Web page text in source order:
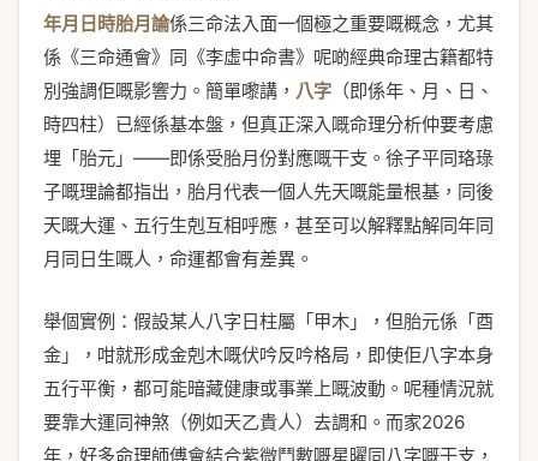
年月日時胎月論係三命法入面一個極之重要嘅概念，尤其
係《三命通會》同《李虛中命書》呢啲經典命理古籍都特
別強調佢嘅影響力。簡單嚟講， 八字 （即係年、月、日、
時四柱）已經係基本盤，但真正深入嘅命理分析仲要考慮
埋「胎元」——即係受胎月份對應嘅干支。徐子平同珞琭
子嘅理論都指出，胎月代表一個人先天嘅能量根基，同後
天嘅大運、五行生剋互相呼應，甚至可以解釋點解同年同
月同日生嘅人，命運都會有差異。
舉個實例：假設某人八字日柱屬「甲木」，但胎元係「酉
金」，咁就形成金剋木嘅伏吟反吟格局，即使佢八字本身
五行平衡，都可能暗藏健康或事業上嘅波動。呢種情況就
要靠大運同神煞（例如天乙貴人）去調和。而家2026
年，好多命理師傅會結合紫微鬥數嘅星曜同八字嘅干支，